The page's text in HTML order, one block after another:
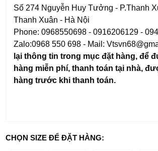
Số 274 Nguyễn Huy Tưởng - P.Thanh
Thanh Xuân - Hà Nội
Phone: 0968550698 - 0916206129 -
Zalo:0968 550 698 - Mail:
lại thông tin trong mục đặt hàng,để
hàng miễn phí, thanh toán tại nhà,
hàng trước khi thanh toán.
CHỌN SIZE ĐỂ ĐẶT HÀNG: